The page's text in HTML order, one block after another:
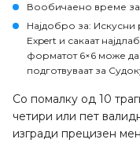
Вообичаено време
Најдобро за: Искусни
Expert и сакаат
форматот 6×6 може
подготвуваат за
Со помалку од 10
четири или пет
изгради прецизен